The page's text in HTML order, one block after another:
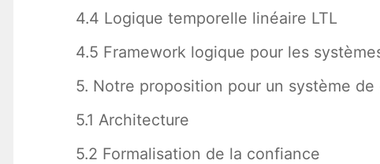
4.4 Logique temporelle linéaire LTL
4.5 Framework logique pour les
5. Notre proposition pour un système
5.1 Architecture
5.2 Formalisation de la confiance